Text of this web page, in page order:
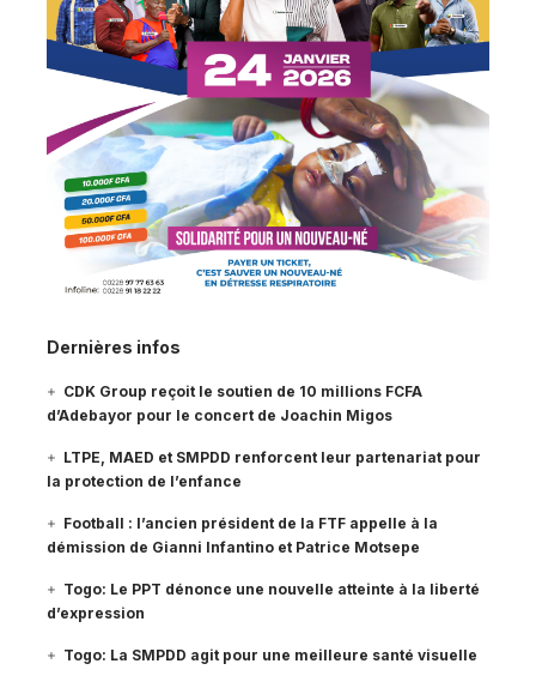
Dernières infos
CDK Group reçoit le soutien de 10 millions FCFA
d’Adebayor pour le concert de Joachin Migos
LTPE, MAED et SMPDD renforcent leur partenariat pour
la protection de l’enfance
Football : l’ancien président de la FTF appelle à la
démission de Gianni Infantino et Patrice Motsepe
Togo: Le PPT dénonce une nouvelle atteinte à la liberté
d’expression
Togo: La SMPDD agit pour une meilleure santé visuelle